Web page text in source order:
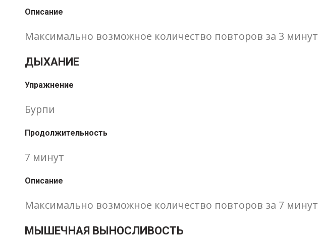
Описание
Максимально возможное количество повторов за 3
ДЫХАНИЕ
Упражнение
Бурпи
Продолжительность
7 минут
Описание
Максимально возможное количество повторов за 7 минут
МЫШЕЧНАЯ ВЫНОСЛИВОСТЬ